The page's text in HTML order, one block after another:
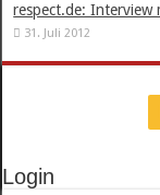
respect.de: Interview
31. Juli 2012
Login